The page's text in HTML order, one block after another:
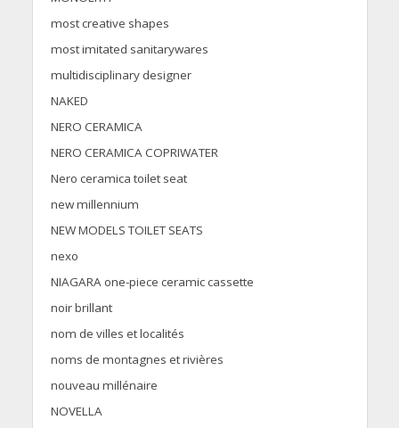
most creative shapes
most imitated sanitarywares
multidisciplinary designer
NAKED
NERO CERAMICA
NERO CERAMICA COPRIWATER
Nero ceramica toilet seat
new millennium
NEW MODELS TOILET SEATS
nexo
NIAGARA one-piece ceramic cassette
noir brillant
nom de villes et localités
noms de montagnes et rivières
nouveau millénaire
NOVELLA